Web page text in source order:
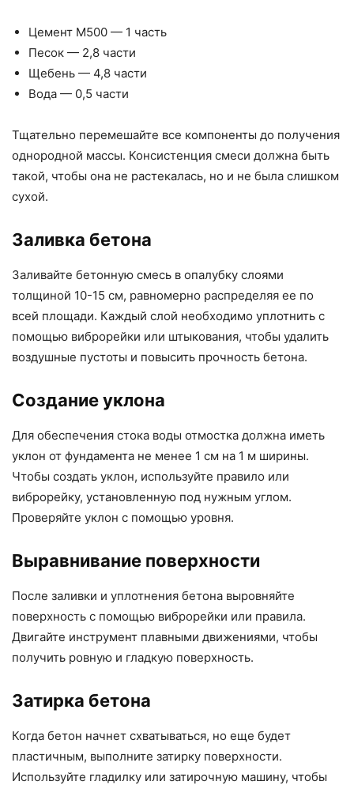
Цемент М500 — 1 часть
Песок — 2,8 части
Щебень — 4,8 части
Вода — 0,5 части
Тщательно перемешайте все компоненты до получения
однородной массы. Консистенция смеси должна быть
такой, чтобы она не растекалась, но и не была слишком
сухой.
Заливка бетона
Заливайте бетонную смесь в опалубку слоями
толщиной 10-15 см, равномерно распределяя ее по
всей площади. Каждый слой необходимо уплотнить с
помощью виброрейки или штыкования, чтобы удалить
воздушные пустоты и повысить прочность бетона.
Создание уклона
Для обеспечения стока воды отмостка должна иметь
уклон от фундамента не менее 1 см на 1 м ширины.
Чтобы создать уклон, используйте правило или
виброрейку, установленную под нужным углом.
Проверяйте уклон с помощью уровня.
Выравнивание поверхности
После заливки и уплотнения бетона выровняйте
поверхность с помощью виброрейки или правила.
Двигайте инструмент плавными движениями, чтобы
получить ровную и гладкую поверхность.
Затирка бетона
Когда бетон начнет схватываться, но еще будет
пластичным, выполните затирку поверхности.
Используйте гладилку или затирочную машину, чтобы